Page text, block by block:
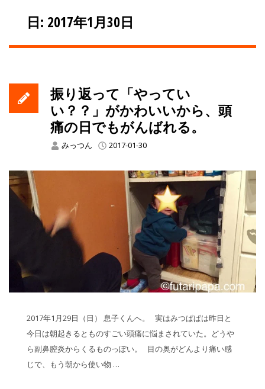
日: 2017年1月30日
振り返って「やってい
い？？」がかわいいから、頭
痛の日でもがんばれる。
みっつん 2017-01-30
2017年1月29日（日） 息子くんへ。 実はみつぱぱは昨日と
今日は朝起きるとものすごい頭痛に悩まされていた。どうや
ら副鼻腔炎からくるものっぽい。 目の奥がどんより痛い感
じで、もう朝から使い物 …